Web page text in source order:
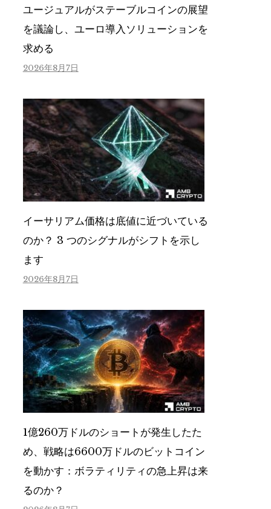
ユージュアルがステーブルコインの展望
を議論し、ユーロ導入ソリューションを
求める
2026年8月7日
イーサリアム価格は底値に近づいている
のか？ 3 つのシグナルがシフトを示し
ます
2026年8月7日
1億260万ドルのショートが発生したた
め、戦略は6600万ドルのビットコイン
を動かす：ボラティリティの急上昇は来
るのか？